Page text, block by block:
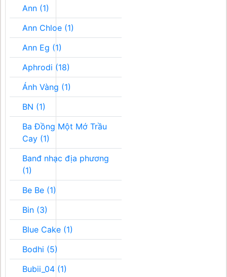
Ann (1)
Ann Chloe (1)
Ann Eg (1)
Aphrodi (18)
Ánh Vàng (1)
BN (1)
Ba Đồng Một Mớ Trầu
Cay (1)
Banđ nhạc địa phương
(1)
Be Be (1)
Bin (3)
Blue Cake (1)
Bodhi (5)
Bubii_04 (1)